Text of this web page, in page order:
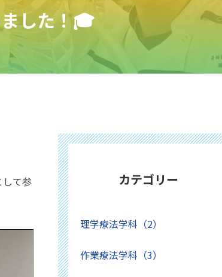
した！🎓
て参
カテゴリー
理学療法学科（2）
作業療法学科（3）